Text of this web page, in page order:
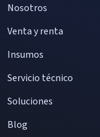
Nosotros
Venta y renta
Insumos
Servicio técnico
Soluciones
Blog